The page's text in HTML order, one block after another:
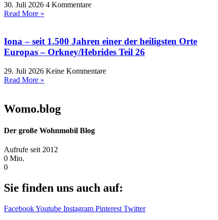
30. Juli 2026 4 Kommentare
Read More »
Iona – seit 1.500 Jahren einer der heiligsten Orte
Europas – Orkney/Hebrides Teil 26
29. Juli 2026 Keine Kommentare
Read More »
Womo.blog
Der große Wohnmobil Blog​
Aufrufe seit 2012
0 Mio.
0
Sie finden uns auch auf:
FacebookYoutube Instagram Pinterest Twitter